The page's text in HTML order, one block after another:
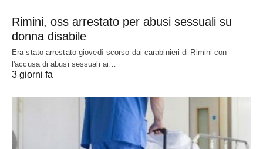
Rimini, oss arrestato per abusi sessuali su
donna disabile
Era stato arrestato giovedì scorso dai carabinieri di Rimini con
l'accusa di abusi sessuali ai…
3 giorni fa